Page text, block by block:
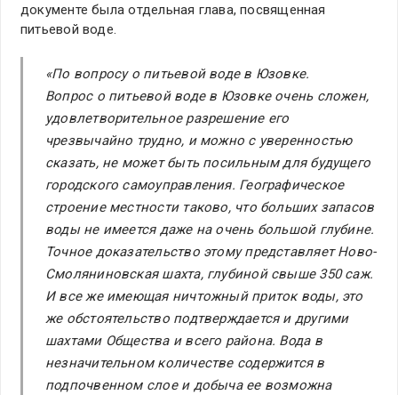
документе была отдельная глава, посвященная
питьевой воде.
«По вопросу о питьевой воде в Юзовке.
Вопрос о питьевой воде в Юзовке очень сложен,
удовлетворительное разрешение его
чрезвычайно трудно, и можно с уверенностью
сказать, не может быть посильным для будущего
городского самоуправления. Географическое
строение местности таково, что больших запасов
воды не имеется даже на очень большой глубине.
Точное доказательство этому представляет Ново-
Смоляниновская шахта, глубиной свыше 350 саж.
И все же имеющая ничтожный приток воды, это
же обстоятельство подтверждается и другими
шахтами Общества и всего района. Вода в
незначительном количестве содержится в
подпочвенном слое и добыча ее возможна